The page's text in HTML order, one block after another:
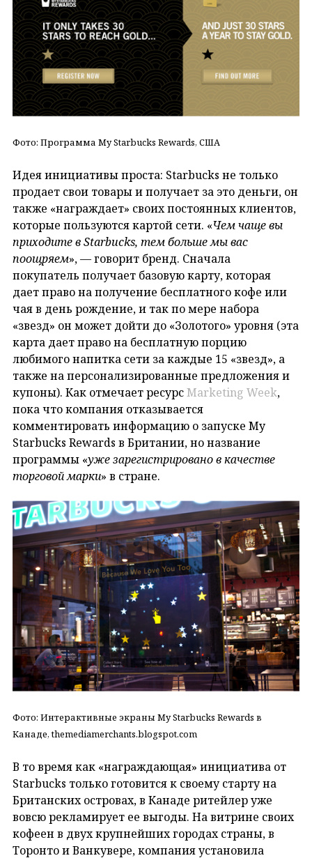
Фото: Программа My Starbucks Rewards, США
Идея инициативы проста: Starbucks не только
продает свои товары и получает за это деньги, он
также «награждает» своих постоянных клиентов,
которые пользуются картой сети. «Чем чаще вы
приходите в Starbucks, тем больше мы вас
поощряем», — говорит бренд. Сначала
покупатель получает базовую карту, которая
дает право на получение бесплатного кофе или
чая в день рождение, и так по мере набора
«звезд» он может дойти до «Золотого» уровня (эта
карта дает право на бесплатную порцию
любимого напитка сети за каждые 15 «звезд», а
также на персонализированные предложения и
купоны). Как отмечает ресурсMarketing Week,
пока что компания отказывается
комментировать информацию о запуске My
Starbucks Rewards в Британии, но название
программы «уже зарегистрировано в качестве
торговой марки» в стране.
Фото: Интерактивные экраны My Starbucks Rewards в
Канаде, themediamerchants.blogspot.com
В то время как «награждающая» инициатива от
Starbucks только готовится к своему старту на
Британских островах, в Канаде ритейлер уже
вовсю рекламирует ее выгоды. На витрине своих
кофеен в двух крупнейших городах страны, в
Торонто и Ванкувере, компания установила